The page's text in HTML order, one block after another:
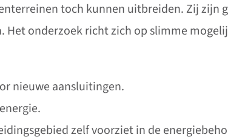
toch kunnen uitbreiden. Zij zijn
Het onderzoek richt zich op slimme
nieuwe aansluitingen.
zelf voorziet in de